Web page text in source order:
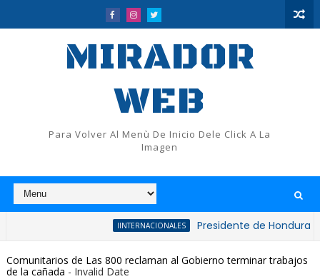
MIRADOR
WEB
Para Volver Al Menù De Inicio Dele Click A La
Imagen
IINTERNACIONALES Presidente de Honduras
Comunitarios de Las 800 reclaman al Gobierno terminar trabajos
de la cañada - Invalid Date